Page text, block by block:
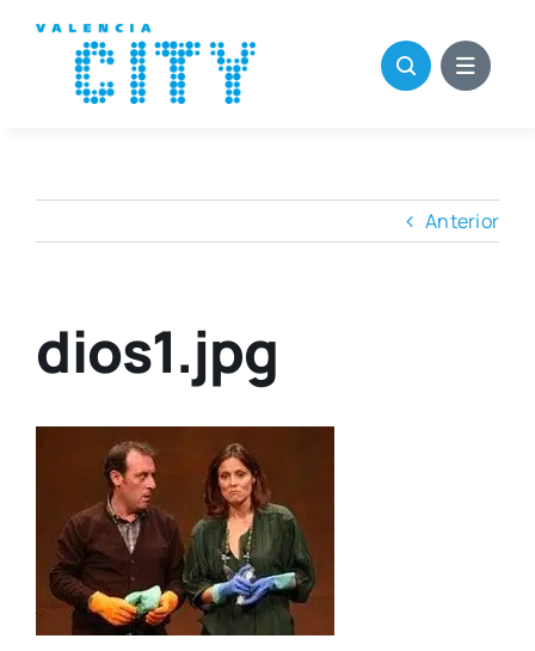
contenido
Anterior
dios1.jpg